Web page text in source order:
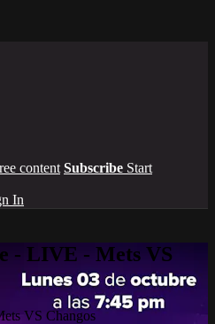
content Subscribe Start
In
- LIVE - Mets VS
VS Changos